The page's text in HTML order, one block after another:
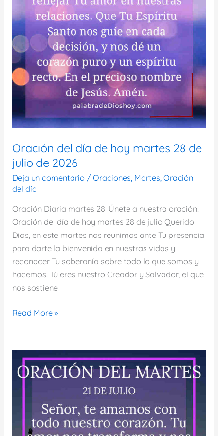
Oración del día de hoy martes 28 de
julio de 2026
Deja un comentario /Oraciones Martes ,Oración
del día
Oración Diaria martes 28 ¡Únete a nuestra oración!
Oración del día de hoy martes 28 de julio Querido
Dios, en este martes nos reunimos ante Tu presencia
para darte la bienvenida en nuestras vidas y
reconocer Tu soberanía sobre todo lo que somos y
hacemos. Tú eres nuestro Creador y Salvador, el que
nos sostiene
Oración
día
de
hoy
martes
Read More »